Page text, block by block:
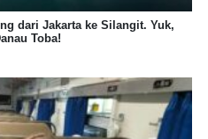
dari Jakarta ke Silangit. Yuk,
Toba!